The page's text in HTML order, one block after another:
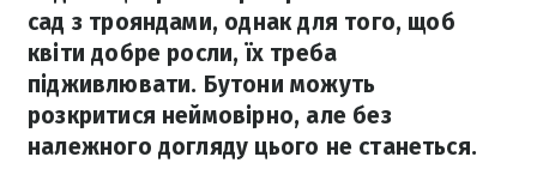
сад з трояндами, однак для того, щоб
квіти добре росли, їх треба
підживлювати. Бутони можуть
розкритися неймовірно, але без
належного догляду цього не станеться.